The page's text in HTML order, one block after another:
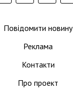
Повідомити новину
Реклама
Контакти
Про проект